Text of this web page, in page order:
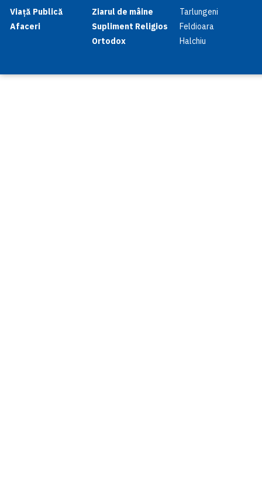
Viață Publică
Afaceri
Ziarul de mâine
Supliment Religios
Ortodox
Tarlungeni
Feldioara
Halchiu